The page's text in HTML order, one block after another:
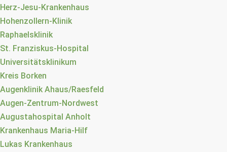
Herz-Jesu-Krankenhaus
Hohenzollern-Klinik
Raphaelsklinik
St. Franziskus-Hospital
Universitätsklinikum
Kreis Borken
Augenklinik Ahaus/Raesfeld
Augen-Zentrum-Nordwest
Augustahospital Anholt
Krankenhaus Maria-Hilf
Lukas Krankenhaus